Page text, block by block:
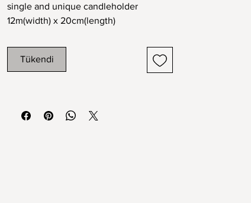
single and unique candleholder
12m(width) x 20cm(length)
Tamamen el yapımı stoneware tek ve
eşsiz mumluk
Tükendi